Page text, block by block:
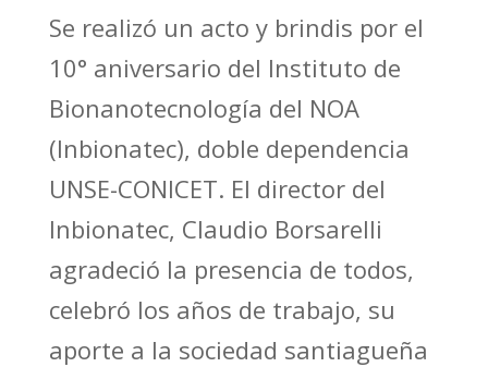
Se realizó un acto y brindis por el
10° aniversario del Instituto de
Bionanotecnología del NOA
(Inbionatec), doble dependencia
UNSE-CONICET. El director del
Inbionatec, Claudio Borsarelli
agradeció la presencia de todos,
celebró los años de trabajo, su
aporte a la sociedad santiagueña